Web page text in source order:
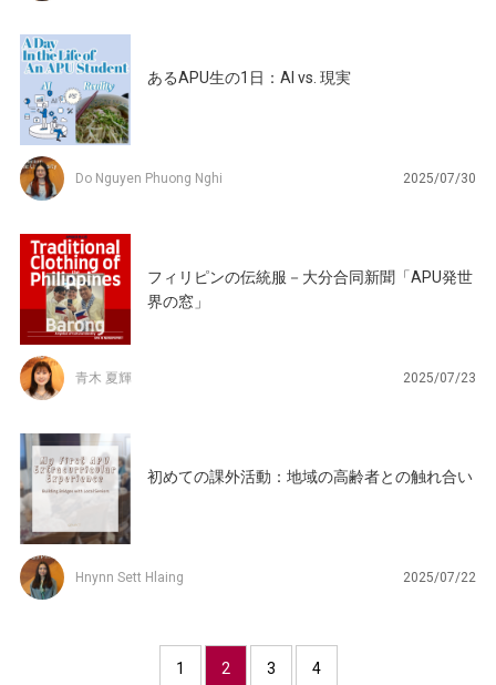
あるAPU生の1日：AI vs. 現実
Do Nguyen Phuong Nghi 2025/07/30
フィリピンの伝統服－大分合同新聞「APU発世
界の窓」
青木 夏輝 2025/07/23
初めての課外活動：地域の高齢者との触れ合い
Hnynn Sett Hlaing 2025/07/22
1 2 3 4